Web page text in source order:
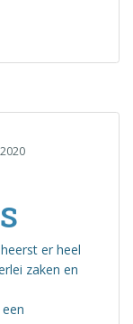
er heel
zaken en